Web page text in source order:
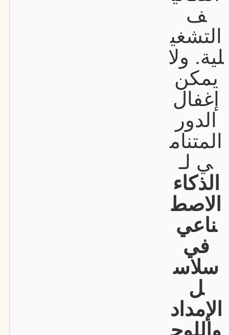
ف
التشغي
لية. ولا
يمكن
إغفال
الدور
المتنام
ي لـ
الذكاء
الاصط
ناعي
في
سلاس
ل
الإمداد
واللوج